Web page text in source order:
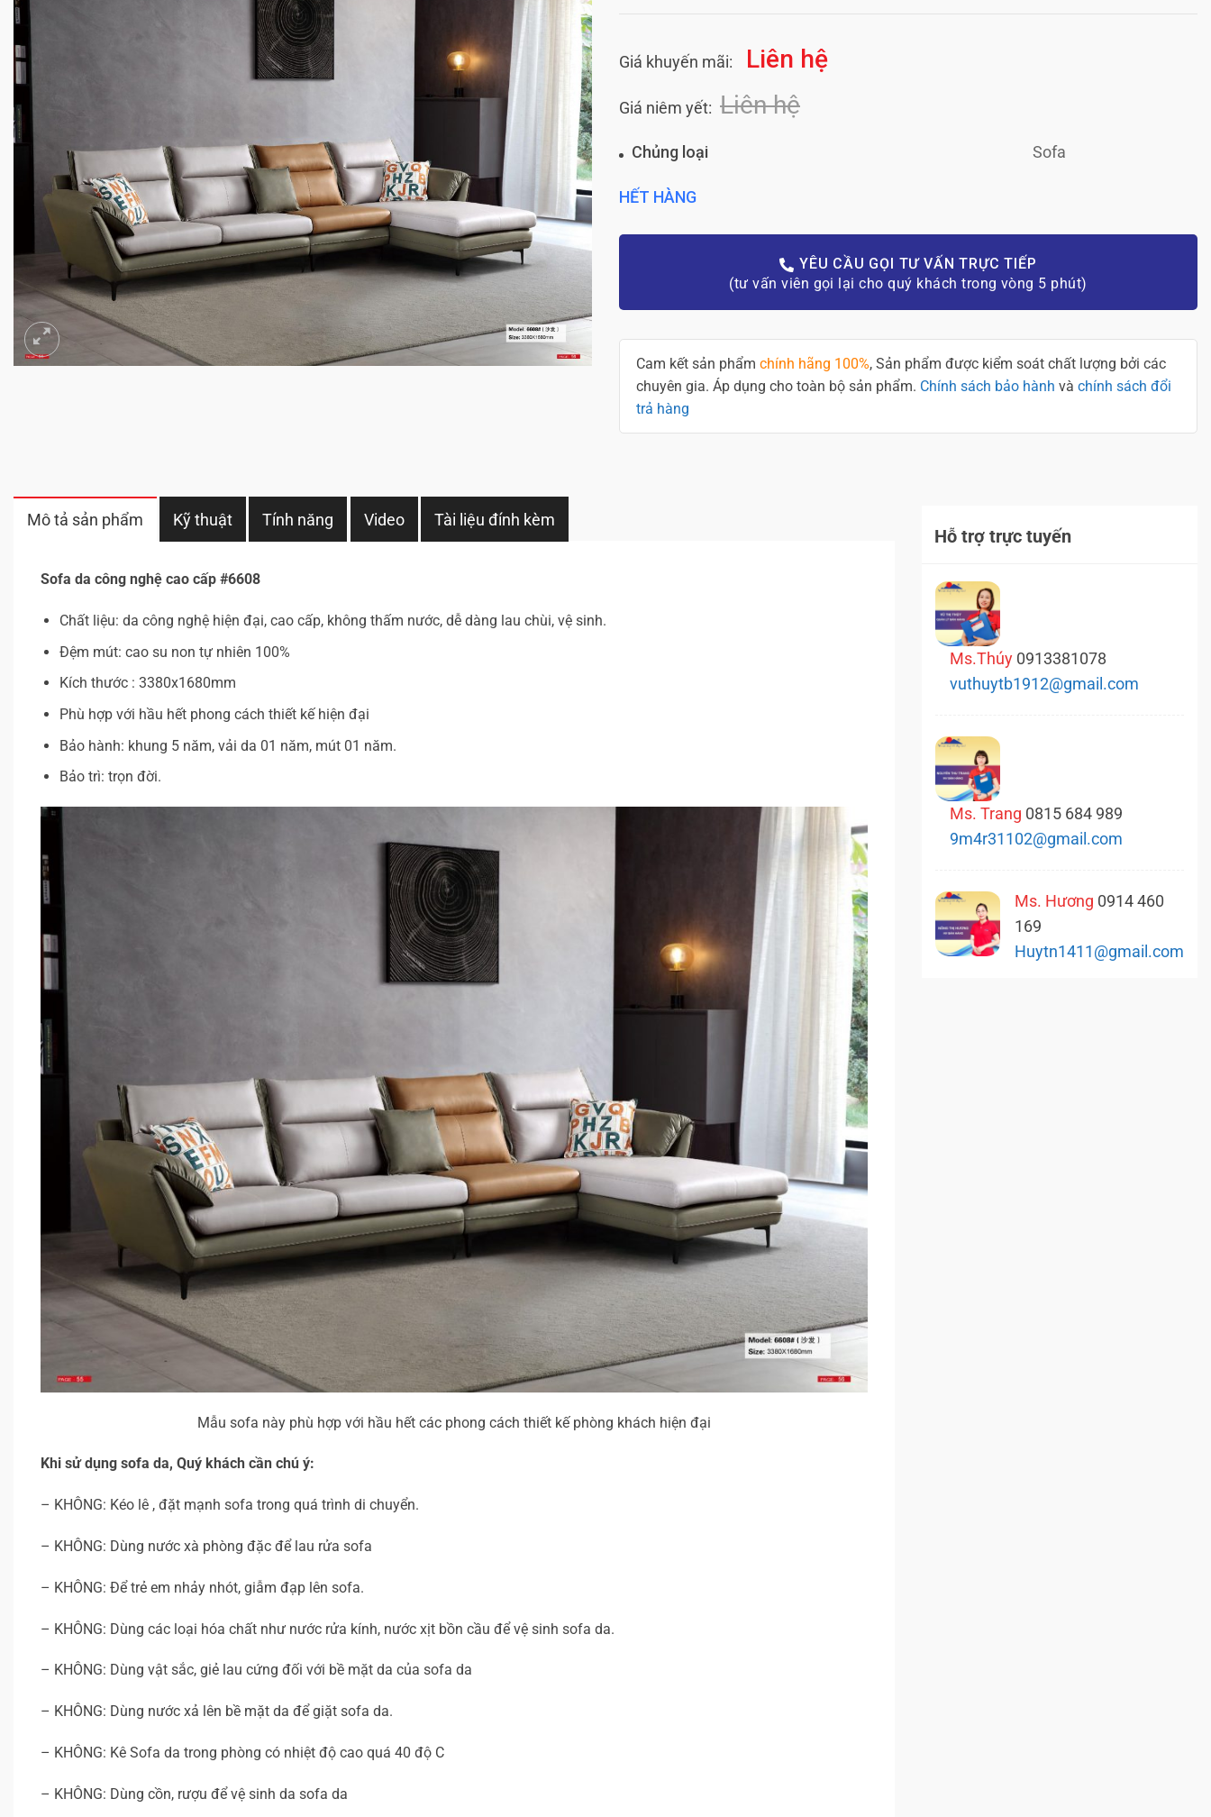
Giá khuyến mãi: Liên hệ
Giá niêm yết: Liên hệ
Chủng loại Sofa
HẾT HÀNG
YÊU CẦU GỌI TƯ VẤN TRỰC TIẾP
(tư vấn viên gọi lại cho quý khách trong vòng 5 phút)
Cam kết sản phẩm chính hãng 100%, Sản phẩm được kiểm soát chất lượng bởi các
chuyên gia. Áp dụng cho toàn bộ sản phẩm. Chính sách bảo hành và chính sách đổi
trả hàng
Mô tả sản phẩm Kỹ thuật Tính năng Video Tài liệu đính kèm
Sofa da công nghệ cao cấp #6608
Chất liệu: da công nghệ hiện đại, cao cấp, không thấm nước, dễ dàng lau chùi, vệ sinh.
Đệm mút: cao su non tự nhiên 100%
Kích thước : 3380x1680mm
Phù hợp với hầu hết phong cách thiết kế hiện đại
Bảo hành: khung 5 năm, vải da 01 năm, mút 01 năm.
Bảo trì: trọn đời.
Mẫu sofa này phù hợp với hầu hết các phong cách thiết kế phòng khách hiện đại
Khi sử dụng sofa da, Quý khách cần chú ý:
– KHÔNG: Kéo lê , đặt mạnh sofa trong quá trình di chuyển.
– KHÔNG: Dùng nước xà phòng đặc để lau rửa sofa
– KHÔNG: Để trẻ em nhảy nhót, giẫm đạp lên sofa.
– KHÔNG: Dùng các loại hóa chất như nước rửa kính, nước xịt bồn cầu để vệ sinh sofa da.
– KHÔNG: Dùng vật sắc, giẻ lau cứng đối với bề mặt da của sofa da
– KHÔNG: Dùng nước xả lên bề mặt da để giặt sofa da.
– KHÔNG: Kê Sofa da trong phòng có nhiệt độ cao quá 40 độ C
– KHÔNG: Dùng cồn, rượu để vệ sinh da sofa da
Hỗ trợ trực tuyến
Ms.Thúy 0913381078
vuthuytb1912@gmail.com
Ms. Trang 0815 684 989
9m4r31102@gmail.com
Ms. Hương 0914 460
169
Huytn1411@gmail.com